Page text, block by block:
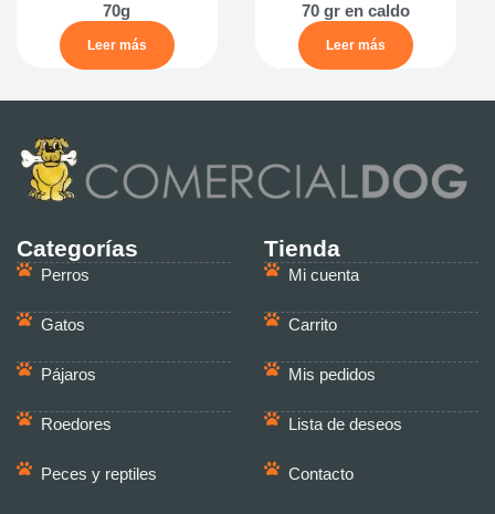
70g
Leer más
70 gr en caldo
Leer más
Categorías
Perros
Gatos
Pájaros
Roedores
Peces y reptiles
Tienda
Mi cuenta
Carrito
Mis pedidos
Lista de deseos
Contacto